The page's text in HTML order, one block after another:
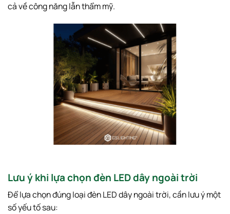
cả về công năng lẫn thẩm mỹ.
Lưu ý khi lựa chọn đèn LED dây ngoài trời
Để lựa chọn đúng loại đèn LED dây ngoài trời, cần lưu ý một
số yếu tố sau: